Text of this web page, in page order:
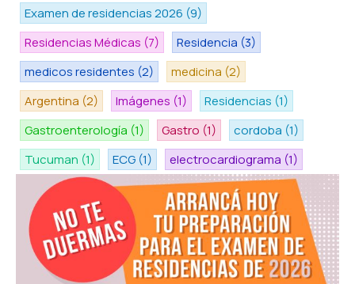
Examen de residencias 2026 (9)
Residencias Médicas (7) Residencia (3)
medicos residentes (2) medicina (2)
Argentina (2) Imágenes (1) Residencias (1)
Gastroenterología (1) Gastro (1) cordoba (1)
Tucuman (1) ECG (1) electrocardiograma (1)